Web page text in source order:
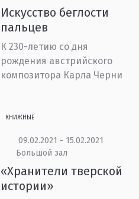
Искусство беглости
пальцев
К 230-летию со дня
рождения австрийского
композитора Карла Черни
КНИЖНЫЕ
09.02.2021 - 15.02.2021
Большой зал
«Хранители тверской
истории»